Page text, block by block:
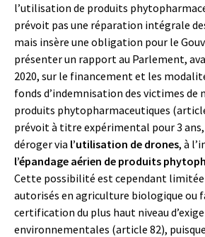
l’utilisation de produits
prévoit pas une réparation intégrale
mais insère une obligation pour le
présenter un rapport au Parlement,
2020, sur le financement et les
fonds d’indemnisation des victimes de
produits phytopharmaceutiques
prévoit à titre expérimental pour 3
déroger via l’utilisation de drones, à
l’épandage aérien de produits
Cette possibilité est cependant limitée
autorisés en agriculture biologique ou
certification du plus haut niveau
environnementales (article 82),